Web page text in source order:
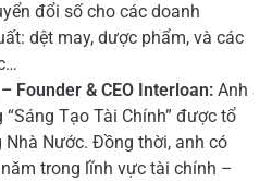
đổi số cho các doanh
dệt may, dược phẩm, và các
Founder & CEO Interloan: Anh
Tạo Tài Chính” được tổ
Nước. Đồng thời, anh có
trong lĩnh vực tài chính –